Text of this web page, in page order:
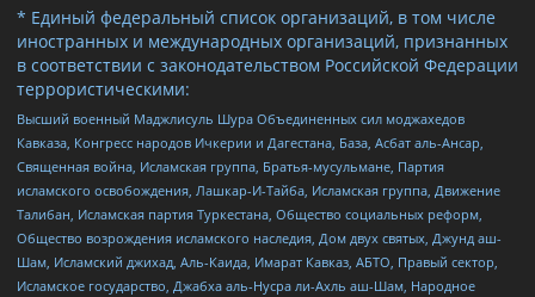
* Единый федеральный список организаций, в том числе
иностранных и международных организаций, признанных
в соответствии с законодательством Российской Федерации
террористическими:
Высший военный Маджлисуль Шура Объединенных сил моджахедов
Кавказа, Конгресс народов Ичкерии и Дагестана, База, Асбат аль-Ансар,
Священная война, Исламская группа, Братья-мусульмане, Партия
исламского освобождения, Лашкар-И-Тайба, Исламская группа, Движение
Талибан, Исламская партия Туркестана, Общество социальных реформ,
Общество возрождения исламского наследия, Дом двух святых, Джунд аш-
Шам, Исламский джихад, Аль-Каида, Имарат Кавказ, АБТО, Правый сектор,
Исламское государство, Джабха аль-Нусра ли-Ахль аш-Шам, Народное